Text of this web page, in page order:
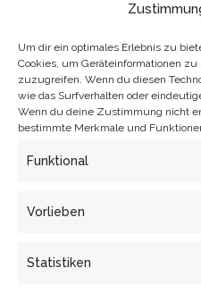
Um dir ein optimales Erlebnis zu
Cookies, um Geräteinformationen
zuzugreifen. Wenn du diesen
wie das Surfverhalten oder
Wenn du deine Zustimmung nicht
bestimmte Merkmale und
Funktional
Vorlieben
Statistiken
Projekte in Südafrika
positiver Kinder und
gesammelt. Mit
bewegenden
Kulturpalast statt.
Aftershowparty, bei
vorstellen und zur